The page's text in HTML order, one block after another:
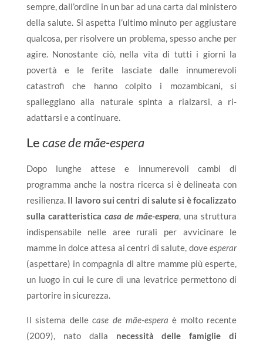
sempre, dall’ordine in un bar ad una carta dal ministero
della salute. Si aspetta l’ultimo minuto per aggiustare
qualcosa, per risolvere un problema, spesso anche per
agire. Nonostante ciò, nella vita di tutti i giorni la
povertà e le ferite lasciate dalle innumerevoli
catastrofi che hanno colpito i mozambicani, si
spalleggiano alla naturale spinta a rialzarsi, a ri-
adattarsi e a continuare.
Lecase de mãe-espera
Dopo lunghe attese e innumerevoli cambi di
programma anche la nostra ricerca si è delineata con
resilienza. Il lavoro sui centri di salute si è focalizzato
sulla caratteristica casa de mãe-espera, una struttura
indispensabile nelle aree rurali per avvicinare le
mamme in dolce attesa ai centri di salute, doveesperar
(aspettare) in compagnia di altre mamme più esperte,
un luogo in cui le cure di una levatrice permettono di
partorire in sicurezza.
Il sistema dellecase de mãe-espera è molto recente
(2009), nato dalla necessità delle famiglie di